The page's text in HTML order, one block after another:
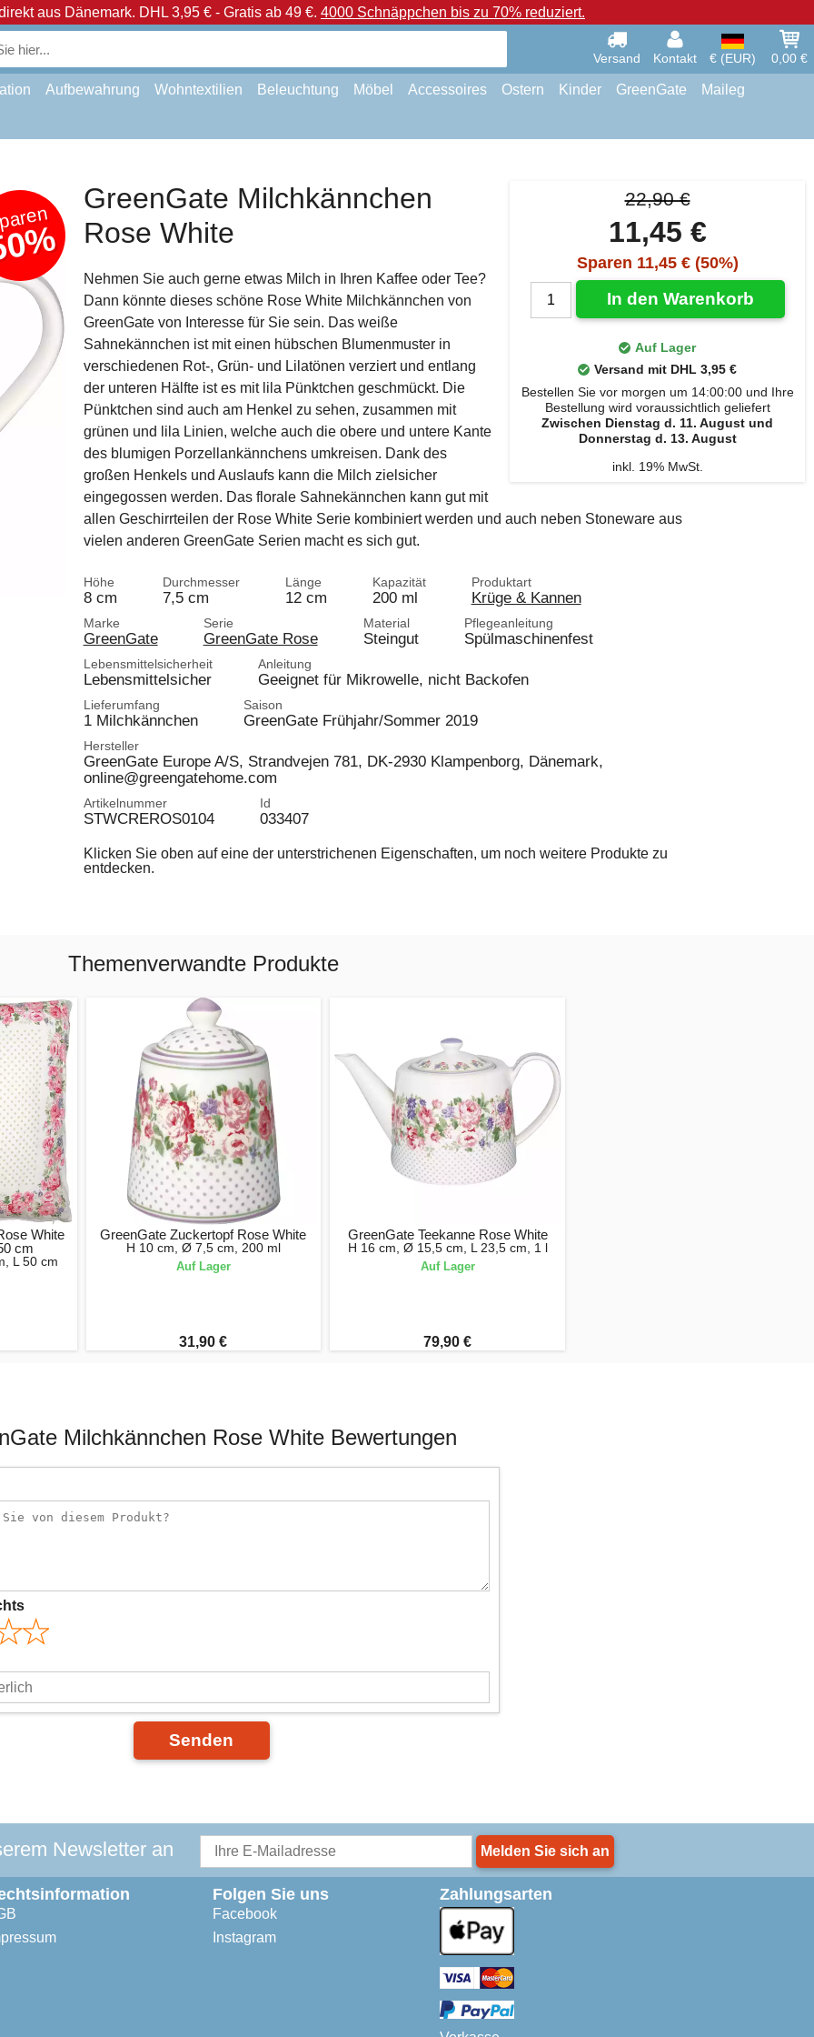
aus Dänemark. DHL 3,95 € - Gratis ab 49 €. 4000 Schnäppchen bis zu 70% reduziert.
Versand Kontakt € (EUR) 0,00 €
Aufbewahrung Wohntextilien Beleuchtung Möbel Accessoires Ostern Kinder GreenGate Maileg
22,90 €
11,45 €
Sparen 11,45 € (50%)
In den Warenkorb
Auf Lager
Versand mit DHL 3,95 €
Bestellen Sie vor morgen um 14:00:00 und Ihre
Bestellung wird voraussichtlich geliefert
Zwischen Dienstag d. 11. August und
Donnerstag d. 13. August
inkl. 19% MwSt.
GreenGate Milchkännchen
Rose White
Nehmen Sie auch gerne etwas Milch in Ihren Kaffee oder Tee?
Dann könnte dieses schöne Rose White Milchkännchen von
GreenGate von Interesse für Sie sein. Das weiße
Sahnekännchen ist mit einen hübschen Blumenmuster in
verschiedenen Rot-, Grün- und Lilatönen verziert und entlang
der unteren Hälfte ist es mit lila Pünktchen geschmückt. Die
Pünktchen sind auch am Henkel zu sehen, zusammen mit
grünen und lila Linien, welche auch die obere und untere Kante
des blumigen Porzellankännchens umkreisen. Dank des
großen Henkels und Auslaufs kann die Milch zielsicher
eingegossen werden. Das florale Sahnekännchen kann gut mit
allen Geschirrteilen der Rose White Serie kombiniert werden und auch neben Stoneware aus
vielen anderen GreenGate Serien macht es sich gut.
Höhe
8 cm
Durchmesser
7,5 cm
Länge
12 cm
Kapazität
200 ml
Produktart
Krüge & Kannen
Marke
GreenGate
Serie
GreenGate Rose
Material
Steingut
Pflegeanleitung
Spülmaschinenfest
Lebensmittelsicherheit
Lebensmittelsicher
Anleitung
Geeignet für Mikrowelle, nicht Backofen
Lieferumfang
1 Milchkännchen
Saison
GreenGate Frühjahr/Sommer 2019
Hersteller
GreenGate Europe A/S, Strandvejen 781, DK-2930 Klampenborg, Dänemark,
online@greengatehome.com
Artikelnummer
STWCREROS0104
Id
033407
Klicken Sie oben auf eine der unterstrichenen Eigenschaften, um noch weitere Produkte zu
entdecken.
Themenverwandte Produkte
White
cm
L 50 cm
GreenGate Zuckertopf Rose White
H 10 cm, Ø 7,5 cm, 200 ml
Auf Lager
31,90 €
GreenGate Teekanne Rose White
H 16 cm, Ø 15,5 cm, L 23,5 cm, 1 l
Auf Lager
79,90 €
Milchkännchen Rose White Bewertungen
Senden
Newsletter an Melden Sie sich an
Folgen Sie uns
Facebook
Instagram
Zahlungsarten